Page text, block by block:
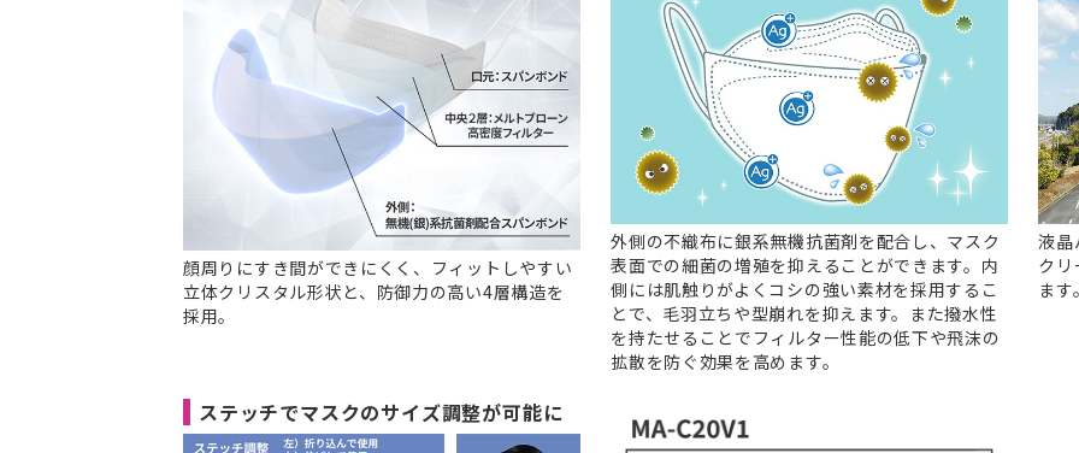
顔周りにすき間ができにくく、フィットしやすい
立体クリスタル形状と、防御力の高い4層構造を
採用。
外側の不織布に銀系無機抗菌剤を配合し、マスク
表面での細菌の増殖を抑えることができます。内
側には肌触りがよくコシの強い素材を採用するこ
とで、毛羽立ちや型崩れを抑えます。また撥水性
を持たせることでフィルター性能の低下や飛沫の
拡散を防ぐ効果を高めます。
液晶
クリ
ます。
ステッチでマスクのサイズ調整が可能に